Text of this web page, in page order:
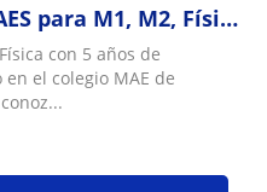
para M1, M2, Física
con 5 años de
el colegio MAE de